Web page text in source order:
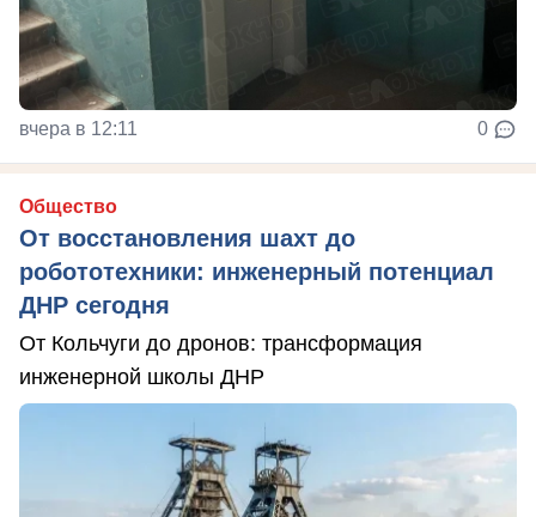
вчера в 12:11 0
Общество
От восстановления шахт до
робототехники: инженерный потенциал
ДНР сегодня
От Кольчуги до дронов: трансформация
инженерной школы ДНР